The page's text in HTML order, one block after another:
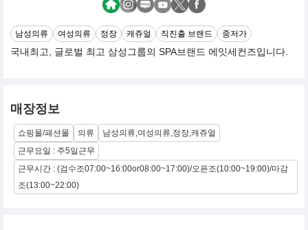
남성의류 여성의류 정장 캐쥬얼 직진출 브랜드 중저가
국내최고, 글로벌 최고 삼성그룹의 SPA브랜드 에잇세컨즈입니다.
매장정보
쇼핑몰/패션몰 의류
남성의류,여성의류,정장,캐쥬얼
근무요일 : 주5일근무
근무시간 : (검수조07:00~16:00or08:00~17:00)/오픈조(10:00~19:00)/마감
조(13:00~22:00)